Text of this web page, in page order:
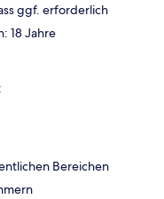
ggf. erforderlich
18 Jahre
Bereichen